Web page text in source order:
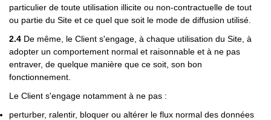
particulier de toute utilisation illicite ou non-contractuelle de tout
ou partie du Site et ce quel que soit le mode de diffusion utilisé.
2.4 De même, le Client s'engage, à chaque utilisation du Site, à
adopter un comportement normal et raisonnable et à ne pas
entraver, de quelque manière que ce soit, son bon
fonctionnement.
Le Client s'engage notamment à ne pas :
perturber, ralentir, bloquer ou altérer le flux normal des données